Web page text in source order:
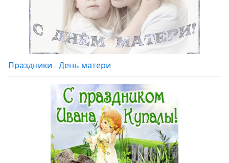
Праздники - День матери